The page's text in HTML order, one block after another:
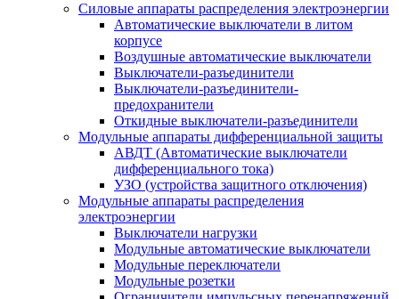
Силовые аппараты распределения электроэнергии
Автоматические выключатели в литом
корпусе
Воздушные автоматические выключатели
Выключатели-разъединители
Выключатели-разъединители-
предохранители
Откидные выключатели-разъединители
Модульные аппараты дифференциальной защиты
АВДТ (Автоматические выключатели
дифференциального тока)
УЗО (устройства защитного отключения)
Модульные аппараты распределения
электроэнергии
Выключатели нагрузки
Модульные автоматические выключатели
Модульные переключатели
Модульные розетки